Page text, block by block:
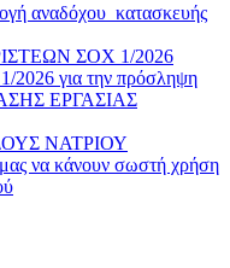
αναδόχου κατασκευής
ΣΟΧ 1/2026
για την πρόσληψη
ΕΡΓΑΣΙΑΣ
ΝΑΤΡΙΟΥ
να κάνουν σωστή χρήση